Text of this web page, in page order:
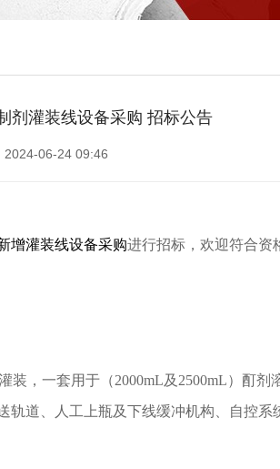
剂灌装线设备采购 招标公告
06-24 09:46
增灌装线设备采购进行招标，欢迎符合资
，一套用于（2000mL及2500mL）酊剂
道、人工上瓶及下线缓冲机构、自控系